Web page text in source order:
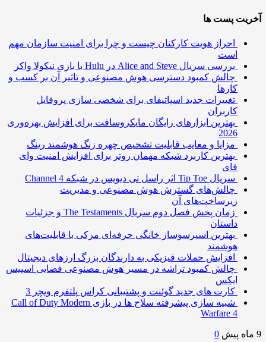
پست ها
احراز هویت کارکنان چیست و چرا برای امنیت سازمان مهم
بررسی سریال Alice and Steve در Hulu با بازی نیکولا واکر
چالش کمبود دسترسی هوش مصنوعی و تاثیر آن بر کسب و
کارها
تغییرات جدید اسپاتیفای برای شخصی سازی پروفایل
کاربران
بهترین ابزارهای رایگان مایکروسافت برای افزایش بهره‌وری
مزایا و معایب قابلیت تشخیص چهره زنگ هوشمند رینگ
بهترین کاربرد شبکه مهمان روتر برای افزایش امنیت وای
سریال Tip Toe اثر راسل تی دیویس در شبکه Channel 4
چالش‌های گسترش هوش مصنوعی و مدیریت
زیرساخت‌های آن
زمان پخش فصل دوم سریال The Testaments و جزئیات
داستان
بهترین اسپرسوساز خانگی حرفه‌ای مرکی با قابلیت‌های
هوشمند
افزایش حملات فیزیکی به دارندگان بزرگ ارزهای دیجیتال
چالش کمبود تراشه در مسیر هوش مصنوعی فضایی اسپیس
کارت های جدید گوئنت و پشتیبانی کراس پلتفرم ویچر 3
شبیه سازی پیشرفته سلاح ها در بازی Call of Duty Modern
Warfare 4
0